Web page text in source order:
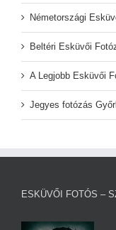
Németországi
Beltéri Esküvői
A Legjobb Esküvői
Jegyes fotózás
ESKÜVŐI FOTÓS –